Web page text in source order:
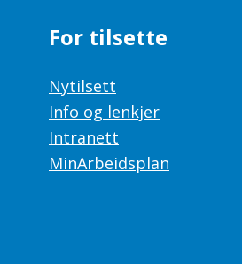
For tilsette
Nytilsett
Info og lenkjer
Intranett
MinArbeidsplan